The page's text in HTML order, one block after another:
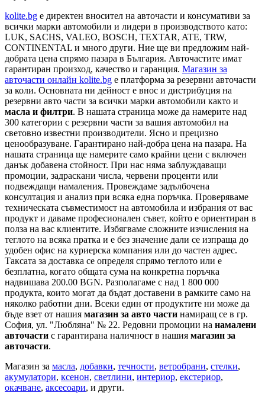
kolite.bg e директен вносител на авточасти и консумативи за
всички марки автомобили и лидери в производството като:
LUK, SACHS, VALEO, BOSCH, TEXTAR, ATE, TRW,
CONTINENTAL и много други. Ние ще ви предложим най-
добрата цена спрямо пазара в България. Авточастите имат
гарантиран произход, качество и гаранция. Магазин за
авточасти онлайн kolite.bg е платформа за резервни авточасти
за коли. Основната ни дейност е внос и дистрибуция на
резервни авто части за всички марки автомобили както и
масла и филтри. В нашата страница може да намерите над
300 категории с резервни части за вашия автомобил на
световно известни производители. Ясно и прецизно
ценообразуване. Гарантирано най-добра цена на пазара. На
нашата страница ще намерите само крайни цени с включен
данък добавена стойност. При нас няма заблуждаващи
промоции, задраскани числа, червени проценти или
подвеждащи намаления. Провеждаме задълбочена
консултация и анализ при всяка една поръчка. Проверяваме
техническата съвместимост на автомобила и избрания от вас
продукт и даваме професионален съвет, който е ориентиран в
полза на вас клиентите. Избягваме сложните изчисления на
теглото на всяка пратка и е без значение дали се изпраща до
удобен офис на куриерска компания или до частен адрес.
Таксата за доставка се определя спрямо теглото или е
безплатна, когато общата сума на конкретна поръчка
надвишава 200.00 BGN. Разполагаме с над 1 800 000
продукта, които могат да бъдат доставени в рамките само на
няколко работни дни. Всеки един от продуктите ни може да
бъде взет от нашия магазин за авто части намиращ се в гр.
София, ул. "Любляна" № 22. Редовни промоции на намалени
авточасти с гарантирана наличност в нашия магазин за
авточасти.
Магазин за масла, добавки, течности, ветробрани, стелки,
акумулатори, ксенон, светлини, интериор, екстериор,
окачване, аксесоари, и други.